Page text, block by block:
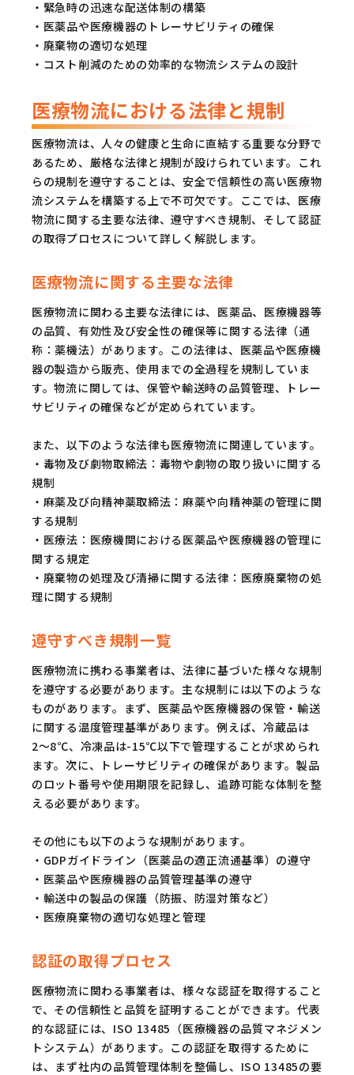
・緊急時の迅速な配送体制の構築
・医薬品や医療機器のトレーサビリティの確保
・廃棄物の適切な処理
・コスト削減のための効率的な物流システムの設計
医療物流における法律と規制
医療物流は、人々の健康と生命に直結する重要な分野で
あるため、厳格な法律と規制が設けられています。これ
らの規制を遵守することは、安全で信頼性の高い医療物
流システムを構築する上で不可欠です。ここでは、医療
物流に関する主要な法律、遵守すべき規制、そして認証
の取得プロセスについて詳しく解説します。
医療物流に関する主要な法律
医療物流に関わる主要な法律には、医薬品、医療機器等
の品質、有効性及び安全性の確保等に関する法律（通
称：薬機法）があります。この法律は、医薬品や医療機
器の製造から販売、使用までの全過程を規制していま
す。物流に関しては、保管や輸送時の品質管理、トレー
サビリティの確保などが定められています。
また、以下のような法律も医療物流に関連しています。
・毒物及び劇物取締法：毒物や劇物の取り扱いに関する
規制
・麻薬及び向精神薬取締法：麻薬や向精神薬の管理に関
する規制
・医療法：医療機関における医薬品や医療機器の管理に
関する規定
・廃棄物の処理及び清掃に関する法律：医療廃棄物の処
理に関する規制
遵守すべき規制一覧
医療物流に携わる事業者は、法律に基づいた様々な規制
を遵守する必要があります。主な規制には以下のような
ものがあります。まず、医薬品や医療機器の保管・輸送
に関する温度管理基準があります。例えば、冷蔵品は
2〜8℃、冷凍品は-15℃以下で管理することが求められ
ます。次に、トレーサビリティの確保があります。製品
のロット番号や使用期限を記録し、追跡可能な体制を整
える必要があります。
その他にも以下のような規制があります。
・GDPガイドライン（医薬品の適正流通基準）の遵守
・医薬品や医療機器の品質管理基準の遵守
・輸送中の製品の保護（防振、防湿対策など）
・医療廃棄物の適切な処理と管理
認証の取得プロセス
医療物流に関わる事業者は、様々な認証を取得すること
で、その信頼性と品質を証明することができます。代表
的な認証には、ISO 13485（医療機器の品質マネジメン
トシステム）があります。この認証を取得するために
は、まず社内の品質管理体制を整備し、ISO 13485の要